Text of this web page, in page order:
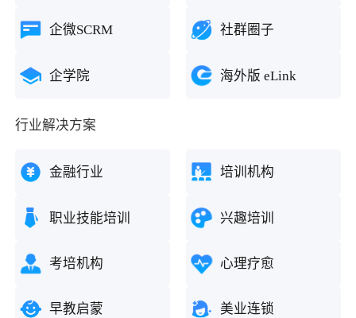
企微SCRM 社群圈子
企学院 海外版 eLink
行业解决方案
金融行业 培训机构
职业技能培训 兴趣培训
考培机构 心理疗愈
早教启蒙 美业连锁